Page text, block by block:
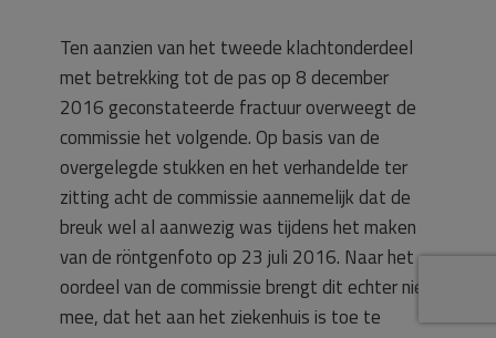
Ten aanzien van het tweede klachtonderdeel
met betrekking tot de pas op 8 december
2016 geconstateerde fractuur overweegt de
commissie het volgende. Op basis van de
overgelegde stukken en het verhandelde ter
zitting acht de commissie aannemelijk dat de
breuk wel al aanwezig was tijdens het maken
van de röntgenfoto op 23 juli 2016. Naar het
oordeel van de commissie brengt dit echter niet
mee, dat het aan het ziekenhuis is toe te